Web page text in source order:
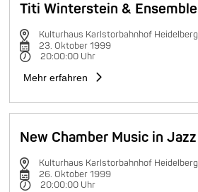
Titi Winterstein & Ensemble
Kulturhaus Karlstorbahnhof Heidelberg
23. Oktober 1999
20:00:00 Uhr
Mehr erfahren
New Chamber Music in Jazz
Kulturhaus Karlstorbahnhof Heidelberg
26. Oktober 1999
20:00:00 Uhr